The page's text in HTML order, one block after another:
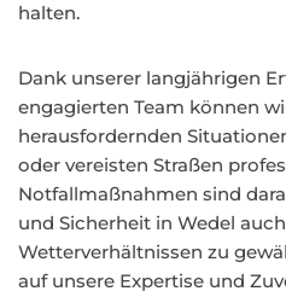
halten.
Dank unserer langjährigen
engagierten Team können
herausfordernden
oder vereisten Straßen
Notfallmaßnahmen sind
und Sicherheit in Wedel
Wetterverhältnissen zu
auf unsere Expertise und